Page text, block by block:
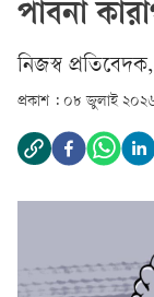
পাবনা
নিজস্ব
প্রকাশ : ০৮ জুলাই